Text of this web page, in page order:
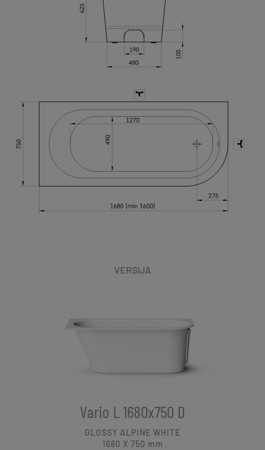
VERSIJA
Vario L 1680x750 D
GLOSSY ALPINE WHITE
1680 X 750 mm